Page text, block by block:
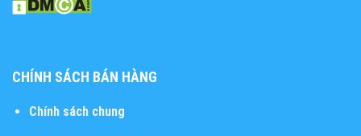
CHÍNH SÁCH BÁN HÀNG
Chính sách chung